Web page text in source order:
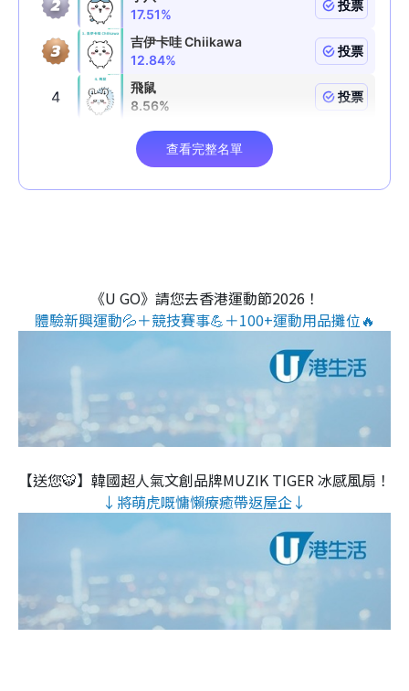
《U GO》請您去香港運動節2026！
體驗新興運動💦＋競技賽事💪＋100+運動用品攤位🔥
【送您🐯】韓國超人氣文創品牌MUZIK TIGER 冰感風扇！
↓將萌虎嘅慵懶療癒帶返屋企↓